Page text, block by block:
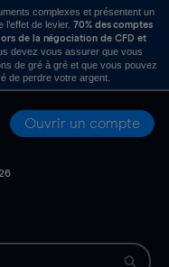
complexes et présentent un
de levier. 70% des comptes
de la négociation de CFD et
devez vous assurer que vous
de gré à gré et que vous pouvez
de perdre votre argent.
Ouvrir un compte